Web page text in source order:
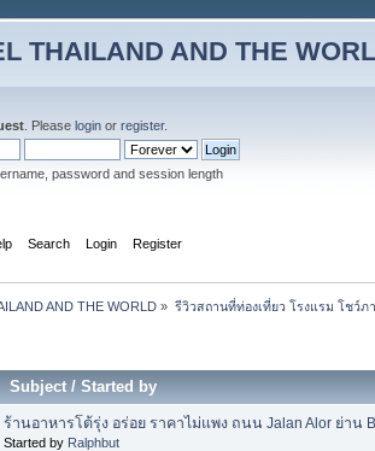
THAILAND AND THE
. Please login or register.
password and session length
Search Login Register
AND THE WORLD » รีวิวสถานที่ท่องเที่ยว โรงแรม โชว์ภ
Subject/Started by
ร้านอาหารโต้รุ่ง อร่อย ราคาไม่แพง ถนน Jalan Alor ย่าน
Started by Ralphbut